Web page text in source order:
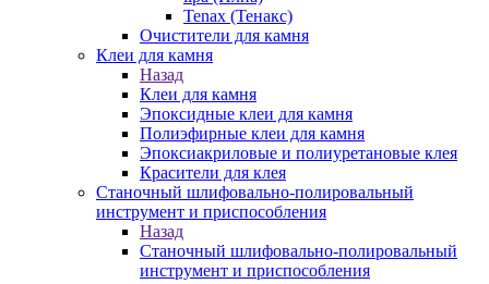
Tenax (Тенакс)
Очистители для камня
Клеи для камня
Назад
Клеи для камня
Эпоксидные клеи для камня
Полиэфирные клеи для камня
Эпоксиакриловые и полиуретановые клея
Красители для клея
Станочный шлифовально-полировальный
инструмент и приспособления
Назад
Станочный шлифовально-полировальный
инструмент и приспособления